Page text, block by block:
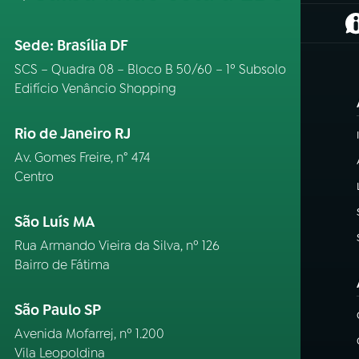
Sede: Brasília DF
SCS – Quadra 08 – Bloco B 50/60 – 1º Subsolo
Edifício Venâncio Shopping
Rio de Janeiro RJ
Av. Gomes Freire, n° 474
Centro
São Luís MA
Rua Armando Vieira da Silva, nº 126
Bairro de Fátima
São Paulo SP
Avenida Mofarrej, nº 1.200
Vila Leopoldina